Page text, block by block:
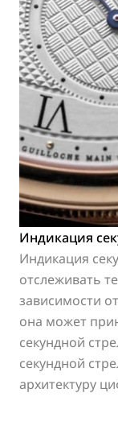
Индикация
Индикация
отслеживать
зависимости
она может
секундной
секундной
архитектуру